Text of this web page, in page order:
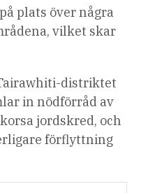
plats över några
vilket skar
distriktet
in nödförråd av
jordskred, och
förflyttning